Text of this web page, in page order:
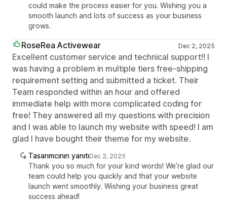
could make the process easier for you. Wishing you a
smooth launch and lots of success as your business
grows.
RoseRea Activewear Dec 2, 2025
Excellent customer service and technical support!! I
was having a problem in multiple tiers free-shipping
requirement setting and submitted a ticket. Their
Team responded within an hour and offered
immediate help with more complicated coding for
free! They answered all my questions with precision
and I was able to launch my website with speed! I am
glad I have bought their theme for my website.
Tasarımcının yanıtıDec 2, 2025
Thank you so much for your kind words! We’re glad our
team could help you quickly and that your website
launch went smoothly. Wishing your business great
success ahead!